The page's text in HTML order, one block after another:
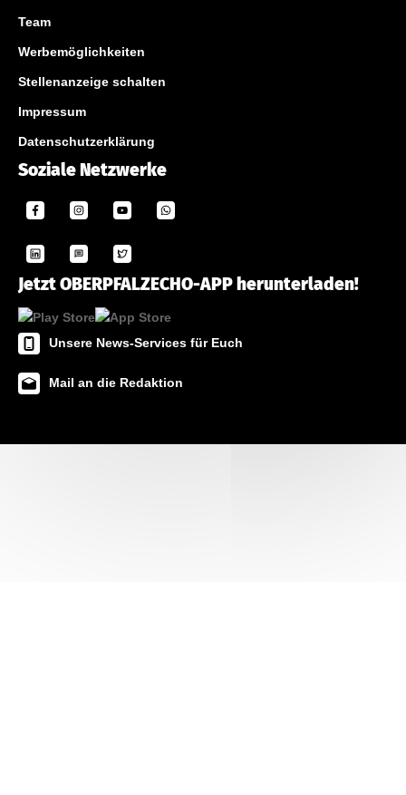
Team
Werbemöglichkeiten
Stellenanzeige schalten
Impressum
Datenschutzerklärung
Soziale Netzwerke
Jetzt OBERPFALZECHO-APP herunterladen!
Unsere News-Services für Euch
Mail an die Redaktion